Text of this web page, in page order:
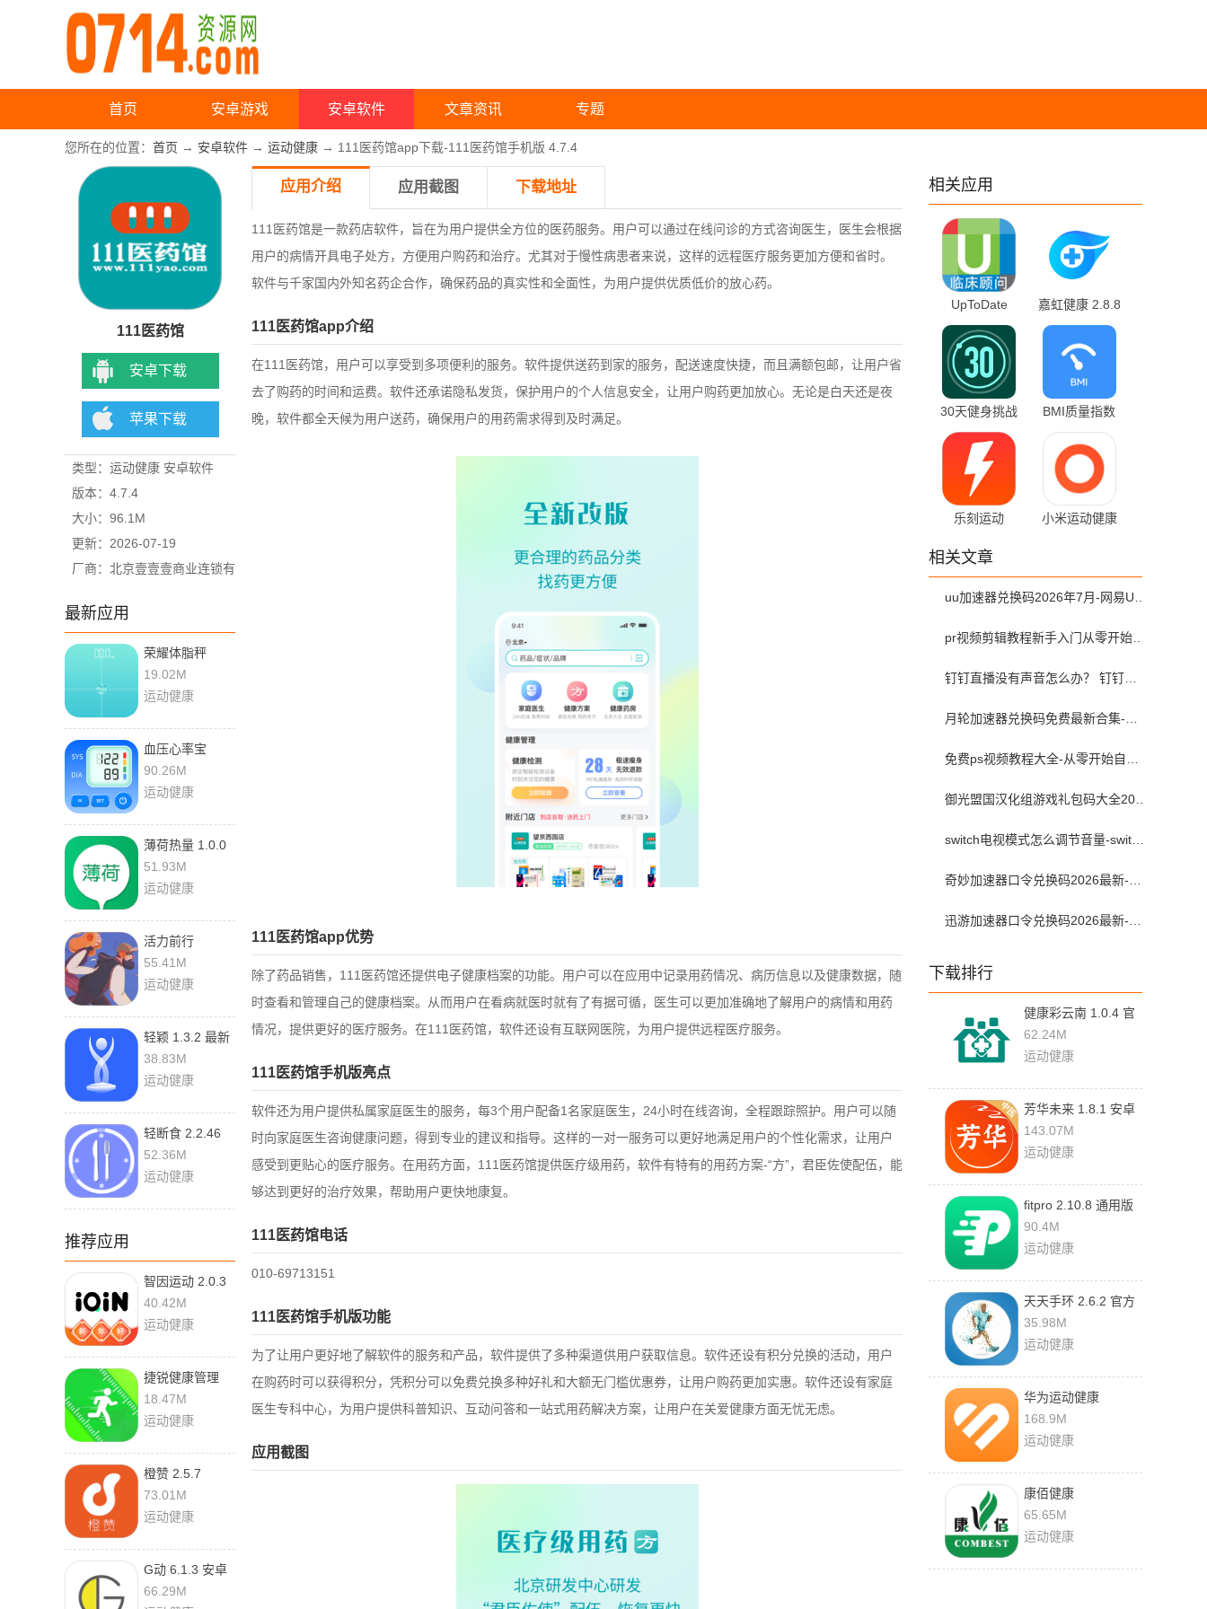
首页 安卓游戏 安卓软件 文章资讯 专题
您所在的位置： 首页 → 安卓软件 → 运动健康 → 111医药馆app下载-111医药馆手机版 4.7.4
111医药馆
安卓下载
苹果下载
类型：运动健康 安卓软件
版本：4.7.4
大小：96.1M
更新：2026-07-19
厂商：北京壹壹壹商业连锁有
最新应用
荣耀体脂秤
AH100_V1.1.8.123
手机版
19.02M
运动健康
血压心率宝
1.0.5 最新版
90.26M
运动健康
薄荷热量 1.0.0
手机版
51.93M
运动健康
活力前行
1.5.6.3 手机版
55.41M
运动健康
轻颖 1.3.2 最新
版
38.83M
运动健康
轻断食 2.2.46
最新版
52.36M
运动健康
推荐应用
智因运动 2.0.3
手机版
40.42M
运动健康
捷锐健康管理
1.2.4 最新版
18.47M
运动健康
橙赞 2.5.7
73.01M
运动健康
G动 6.1.3 安卓
版
66.29M
应用介绍 应用截图 下载地址
111医药馆是一款药店软件，旨在为用户提供全方位的医药服务。 用户可以通过在线问诊的方式咨询医生，医生会根据
用户的病情开具电子处方，方便用户购药和治疗。尤其对于慢性病患者来说，这样的远程医疗服务更加方便和省时。
软件与千家国内外知名药企合作，确保药品的真实性和全面性，为用户提供优质低价的放心药。
111医药馆app介绍
在111医药馆，用户可以享受到多项便利的服务。软件提供送药到家的服务，配送速度快捷，而且满额包邮，让用户省
去了购药的时间和运费。软件还承诺隐私发货，保护用户的个人信息安全，让用户购药更加放心。无论是白天还是夜
晚，软件都全天候为用户送药，确保用户的用药需求得到及时满足。
111医药馆app优势
除了药品销售，111医药馆还提供电子健康档案的功能。用户可以在应用中记录用药情况、病历信息以及健康数据，随
时查看和管理自己的健康档案。从而用户在看病就医时就有了有据可循，医生可以更加准确地了解用户的病情和用药
情况，提供更好的医疗服务。在111医药馆，软件还设有互联网医院，为用户提供远程医疗服务。
111医药馆手机版亮点
软件还为用户提供私属家庭医生的服务，每3个用户配备1名家庭医生，24小时在线咨询，全程跟踪照护。用户可以随
时向家庭医生咨询健康问题，得到专业的建议和指导。这样的一对一服务可以更好地满足用户的个性化需求，让用户
感受到更贴心的医疗服务。在用药方面，111医药馆提供医疗级用药，软件有特有的用药方案-“方”，君臣佐使配伍，能
够达到更好的治疗效果，帮助用户更快地康复。
111医药馆电话
010-69713151
111医药馆手机版功能
为了让用户更好地了解软件的服务和产品，软件提供了多种渠道供用户获取信息。 软件还设有积分兑换的活动，用户
在购药时可以获得积分，凭积分可以免费兑换多种好礼和大额无门槛优惠券，让用户购药更加实惠。 软件还设有家庭
医生专科中心，为用户提供科普知识、互动问答和一站式用药解决方案，让用户在关爱健康方面无忧无虑。
应用截图
相关应用
UpToDate
3.78.3 官方版
嘉虹健康 2.8.8
最新版
30天健身挑战
v2.0.25 官方版
BMI质量指数
计算器 2.21 官
方版
乐刻运动
小米运动健康
相关文章
下载排行
健康彩云南 1.0.4 官
方最新版
62.24M
运动健康
芳华未来 1.8.1 安卓
版
143.07M
运动健康
fitpro 2.10.8 通用版
90.4M
运动健康
天天手环 2.6.2 官方
版
35.98M
运动健康
华为运动健康
16.0.10.310 官方版
168.9M
运动健康
康佰健康
1.63.0626.16
65.65M
运动健康